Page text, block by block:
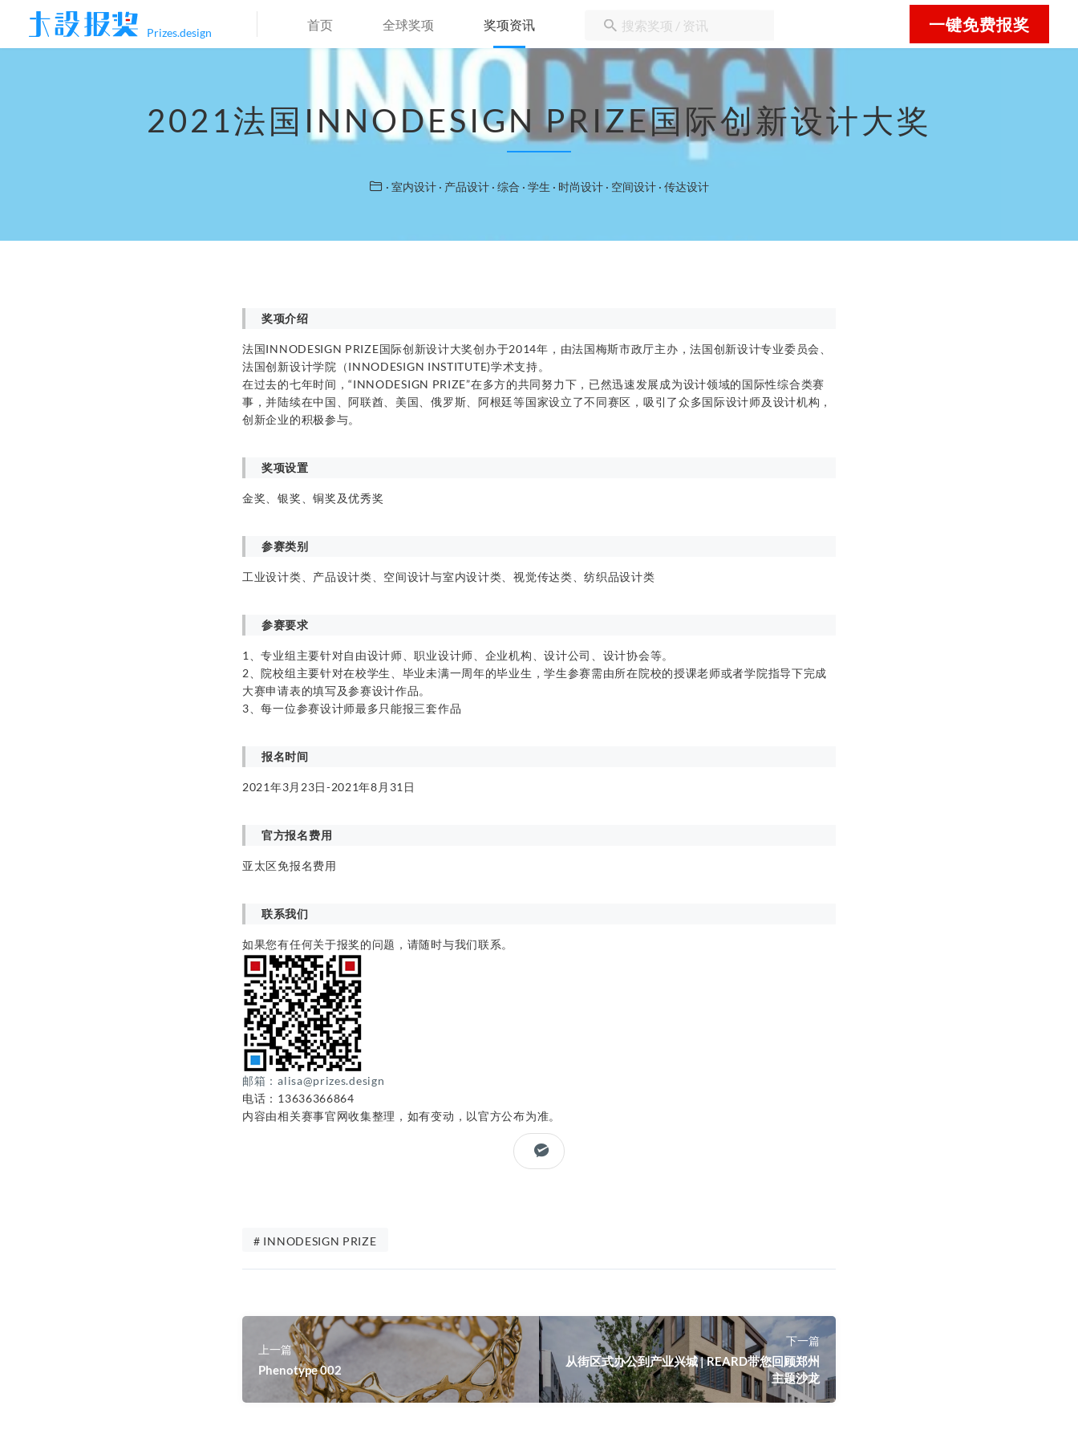
Prizes.design
首页 全球奖项 奖项资讯 一键免费报奖
2021法国INNODESIGN PRIZE国际创新设计大奖
· 室内设计 · 产品设计 · 综合 · 学生 · 时尚设计 · 空间设计 · 传达设计
奖项介绍
法国INNODESIGN PRIZE国际创新设计大奖创办于2014年，由法国梅斯市政厅主办，法国创新设计专业委员会、
法国创新设计学院（INNODESIGN INSTITUTE)学术支持。
在过去的七年时间，“INNODESIGN PRIZE”在多方的共同努力下，已然迅速发展成为设计领域的国际性综合类赛
事，并陆续在中国、阿联酋、美国、俄罗斯、阿根廷等国家设立了不同赛区，吸引了众多国际设计师及设计机构，
创新企业的积极参与。
奖项设置
金奖、银奖、铜奖及优秀奖
参赛类别
工业设计类、产品设计类、空间设计与室内设计类、视觉传达类、纺织品设计类
参赛要求
1、专业组主要针对自由设计师、职业设计师、企业机构、设计公司、设计协会等。
2、院校组主要针对在校学生、毕业未满一周年的毕业生，学生参赛需由所在院校的授课老师或者学院指导下完成
大赛申请表的填写及参赛设计作品。
3、每一位参赛设计师最多只能报三套作品
报名时间
2021年3月23日-2021年8月31日
官方报名费用
亚太区免报名费用
联系我们
如果您有任何关于报奖的问题，请随时与我们联系。
邮箱：alisa@prizes.design
电话：13636366864
内容由相关赛事官网收集整理，如有变动，以官方公布为准。
# INNODESIGN PRIZE
上一篇
Phenotype 002
下一篇
从街区式办公到产业兴城 | REARD带您回顾郑州
主题沙龙